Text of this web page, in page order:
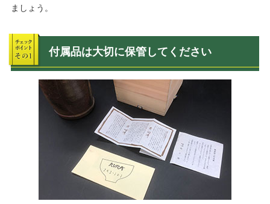
ましょう。
付属品は大切に保管してください